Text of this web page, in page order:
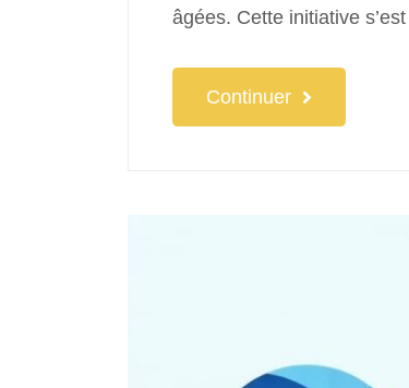
âgées. Cette initiative
Continuer